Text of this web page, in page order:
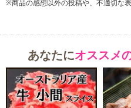
※商品の感想以外の投稿や、不適切な
あなたにオススメ